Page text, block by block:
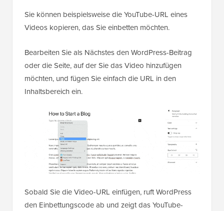
Sie können beispielsweise die YouTube-URL eines
Videos kopieren, das Sie einbetten möchten.
Bearbeiten Sie als Nächstes den WordPress-Beitrag
oder die Seite, auf der Sie das Video hinzufügen
möchten, und fügen Sie einfach die URL in den
Inhaltsbereich ein.
Sobald Sie die Video-URL einfügen, ruft WordPress
den Einbettungscode ab und zeigt das YouTube-